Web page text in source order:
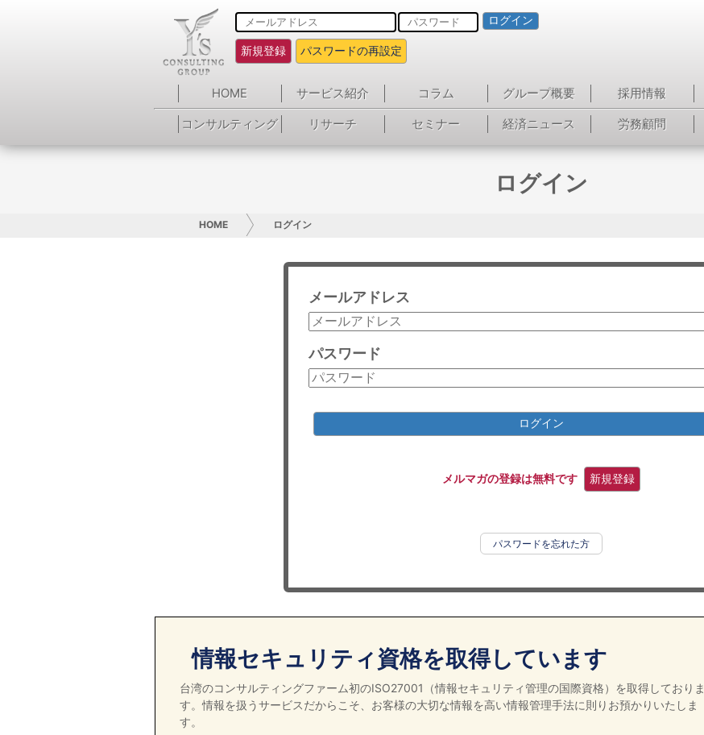
ログイン
新規登録 パスワードの再設定
HOME サービス紹介 コラム グループ概要 採用情報
コンサルティング
リサーチ セミナー 経済ニュース 労務顧問
ログイン
HOME ログイン
メールアドレス
パスワード
ログイン
メルマガの登録は無料です 新規登録
パスワードを忘れた方
情報セキュリティ資格を取得しています
台湾のコンサルティングファーム初のISO27001（情報セキュリティ管理の国際資格）を取得しておりま
す。情報を扱うサービスだからこそ、お客様の大切な情報を高い情報管理手法に則りお預かりいたしま
す。